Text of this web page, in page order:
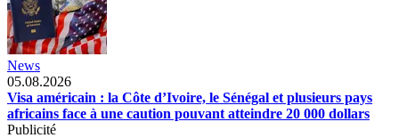
News
05.08.2026
Visa américain : la Côte d’Ivoire, le Sénégal et plusieurs pays
africains face à une caution pouvant atteindre 20 000 dollars
Publicité